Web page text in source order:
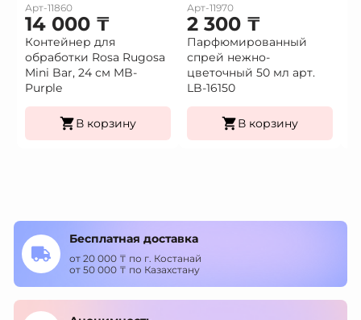
Арт-11860
14 000 ₸
Контейнер для
обработки Rosa Rugosa
Mini Bar, 24 см MB-
Purple
В корзину
Арт-11970
2 300 ₸
Парфюмированный
спрей нежно-
цветочный 50 мл арт.
LB-16150
В корзину
Бесплатная доставка
от 20 000 ₸ по г. Костанай
от 50 000 ₸ по Казахстану